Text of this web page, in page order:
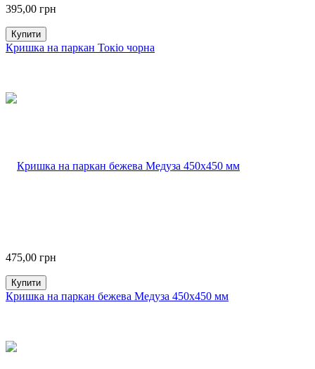
395,00 грн
Купити
Кришка на паркан Токіо чорна
475,00 грн
Купити
Кришка на паркан бежева Медуза 450х450 мм